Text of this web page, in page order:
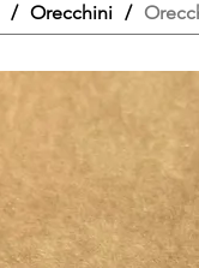
/ Orecchini /